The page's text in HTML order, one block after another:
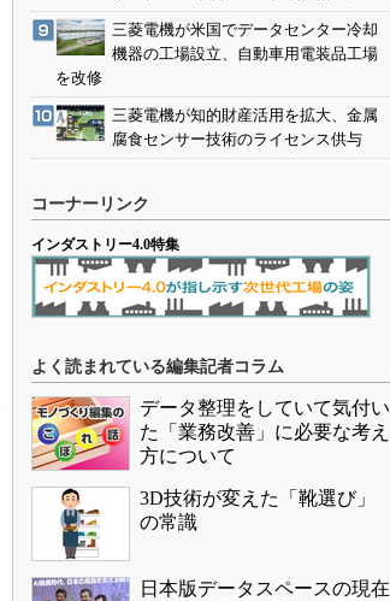
三菱電機が米国でデータセンター冷却
機器の工場設立、自動車用電装品工場
を改修
三菱電機が知的財産活用を拡大、金属
腐食センサー技術のライセンス供与
コーナーリンク
インダストリー4.0特集
よく読まれている編集記者コラム
データ整理をしていて気付い
た「業務改善」に必要な考え
方について
3D技術が変えた「靴選び」
の常識
日本版データスペースの現在